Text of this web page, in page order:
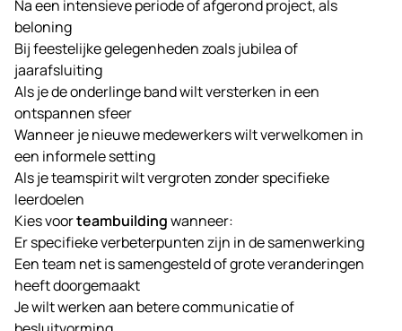
Na een intensieve periode of afgerond project, als
beloning
Bij feestelijke gelegenheden zoals jubilea of
jaarafsluiting
Als je de onderlinge band wilt versterken in een
ontspannen sfeer
Wanneer je nieuwe medewerkers wilt verwelkomen in
een informele setting
Als je teamspirit wilt vergroten zonder specifieke
leerdoelen
Kies voorteambuildingwanneer:
Er specifieke verbeterpunten zijn in de samenwerking
Een team net is samengesteld of grote veranderingen
heeft doorgemaakt
Je wilt werken aan betere communicatie of